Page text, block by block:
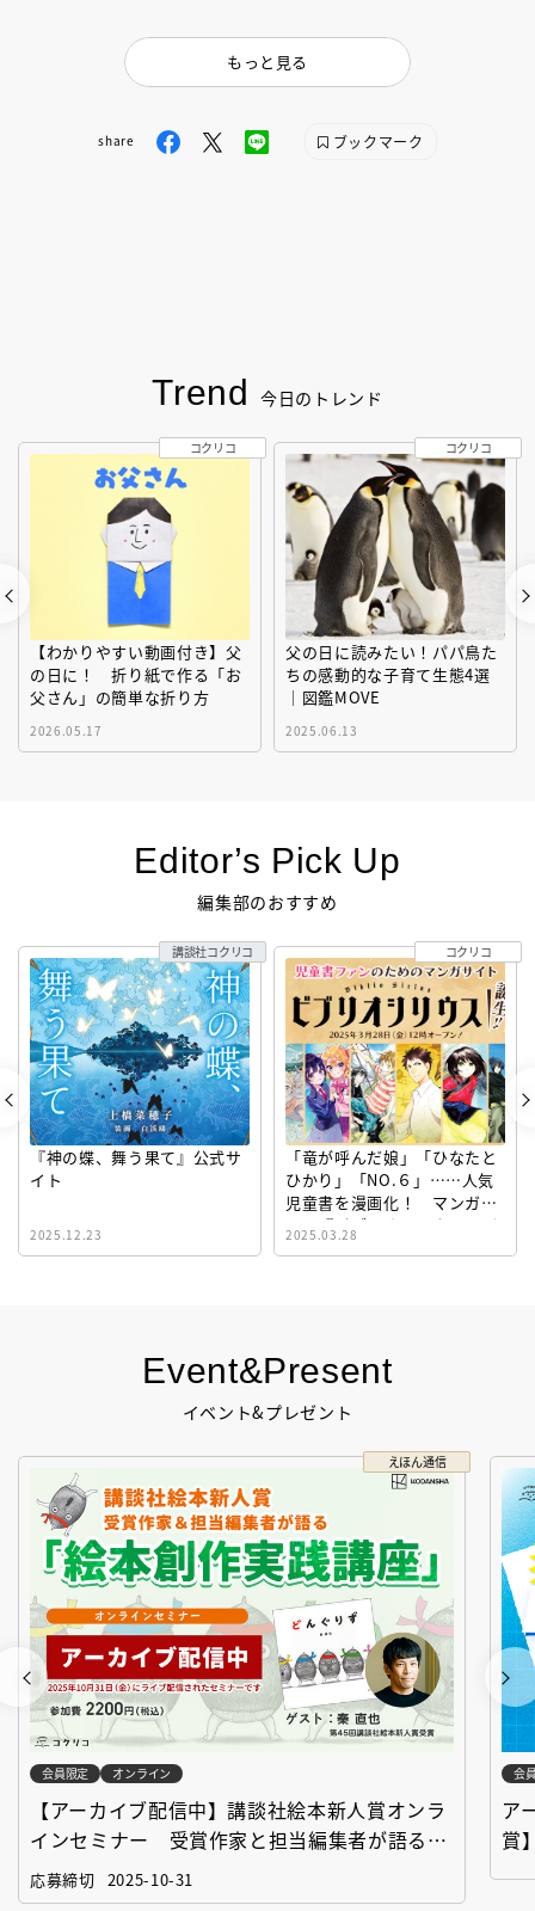
もっと見る
share ブックマーク
Event&Present
イベント&プレゼント
えほん通信
会員限定 オンライン
【アーカイブ配信中】講談社絵本新人賞オンラ
インセミナー 受賞作家と担当編集者が語る
「絵本創作実践講座」
応募締切 2025-10-31
会
ア
賞
Trend 今日のトレンド
【わかりやすい動画付き】父
の日に！ 折り紙で作る「お
父さん」の簡単な折り方
2026.05.17
コクリコ
父の日に読みたい！パパ鳥た
ちの感動的な子育て生態4選
｜図鑑MOVE
2025.06.13
コクリコ
Editor’s Pick Up
編集部のおすすめ
『神の蝶、舞う果て』公式サ
イト
2025.12.23
講談社コクリコ
「竜が呼んだ娘」「ひなたと
ひかり」「NO.６」……人気
児童書を漫画化！ マンガサ
イト『ビブリオシリウス』誕
生！
2025.03.28
コクリコ